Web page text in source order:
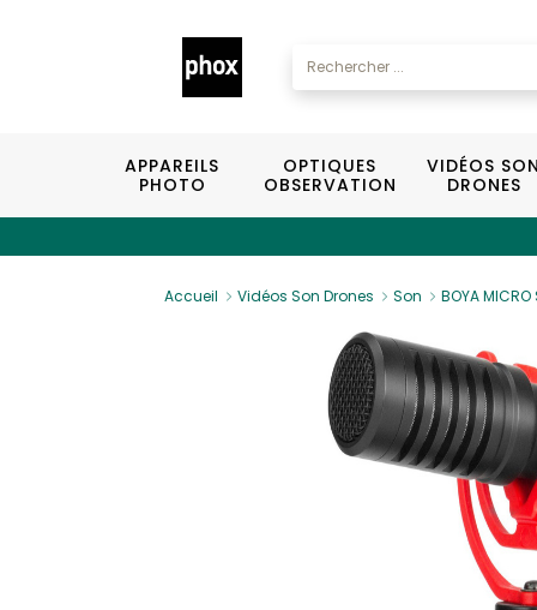
APPAREILS
PHOTO
OPTIQUES
OBSERVATION
VIDÉOS SON
DRONES
Accueil Vidéos Son Drones Son BOYA MICRO